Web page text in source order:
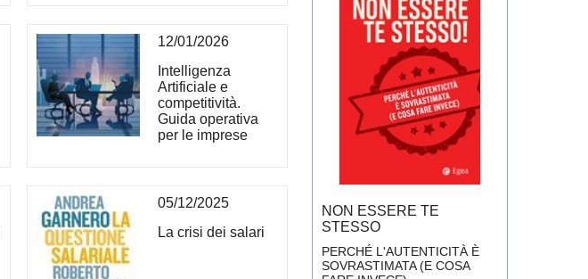
12/01/2026
Intelligenza
Artificiale e
competitività.
Guida operativa
per le imprese
05/12/2025
La crisi dei salari
NON ESSERE TE
STESSO
PERCHÉ L'AUTENTICITÀ È
SOVRASTIMATA (E COSA